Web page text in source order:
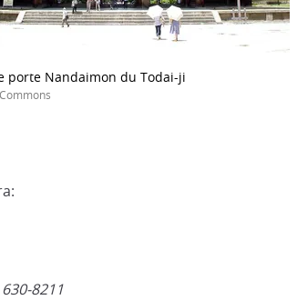
porte Nandaimon du Todai-ji
8211